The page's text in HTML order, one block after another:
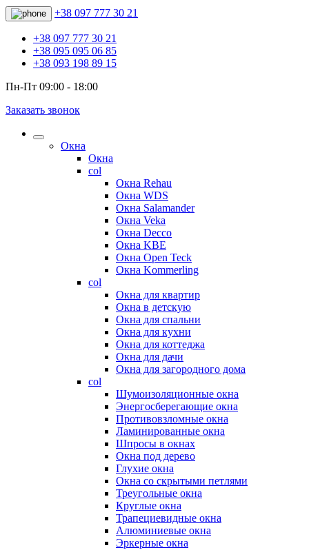
+38 097 777 30 21
+38 097 777 30 21
+38 095 095 06 85
+38 093 198 89 15
Пн-Пт 09:00 - 18:00
Заказать звонок
Окна
Окна
col
Окна Rehau
Окна WDS
Окна Salamander
Окна Veka
Окна Decco
Окна KBE
Окна Open Teck
Окна Kommerling
col
Окна для квартир
Окна в детскую
Окна для спальни
Окна для кухни
Окна для коттеджа
Окна для дачи
Окна для загородного дома
col
Шумоизоляционные окна
Энергосберегающие окна
Противовзломные окна
Ламинированные окна
Шпросы в окнах
Окна под дерево
Глухие окна
Окна со скрытыми петлями
Треугольные окна
Круглые окна
Трапециевидные окна
Алюминиевые окна
Эркерные окна